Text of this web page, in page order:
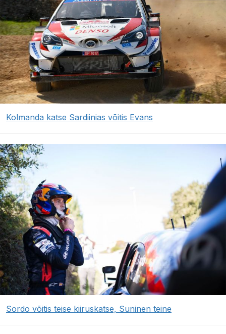
Kolmanda katse Sardiinias võitis Evans
Sordo võitis teise kiiruskatse, Suninen teine